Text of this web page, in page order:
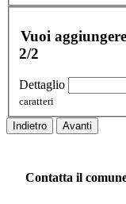
Vuoi
2/2
Dettaglio
caratteri
Indietro Avanti
Contatta il